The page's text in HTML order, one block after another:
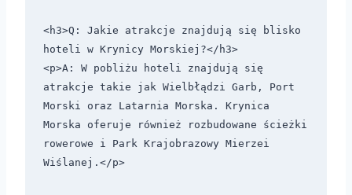
<h3>Q: Jakie atrakcje znajdują się blisko
hoteli w Krynicy Morskiej?</h3>
<p>A: W pobliżu hoteli znajdują się
atrakcje takie jak Wielbłądzi Garb, Port
Morski oraz Latarnia Morska. Krynica
Morska oferuje również rozbudowane ścieżki
rowerowe i Park Krajobrazowy Mierzei
Wiślanej.</p>